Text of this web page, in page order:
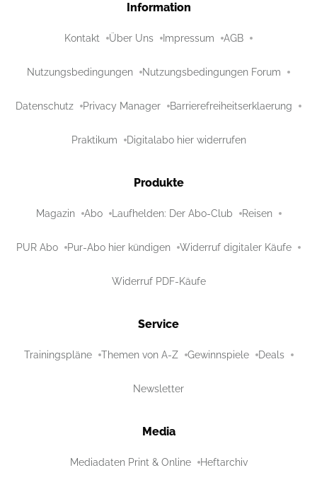
Information
Kontakt Über Uns Impressum AGB
Nutzungsbedingungen Nutzungsbedingungen Forum
Datenschutz Privacy Manager Barrierefreiheitserklaerung
Praktikum Digitalabo hier widerrufen
Produkte
Magazin Abo Laufhelden: Der Abo-Club Reisen
PUR Abo Pur-Abo hier kündigen Widerruf digitaler Käufe
Widerruf PDF-Käufe
Service
Trainingspläne Themen von A-Z Gewinnspiele Deals
Newsletter
Media
Mediadaten Print & Online Heftarchiv